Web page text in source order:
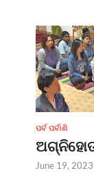
ପର୍ବ ପର୍ବାଣି
June 19, 2023